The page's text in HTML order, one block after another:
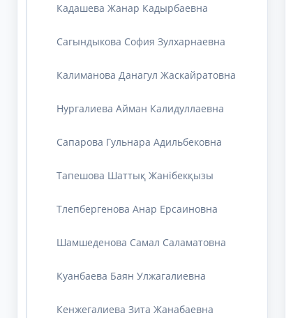
Кадашева Жанар Кадырбаевна
Сагындыкова София Зулхарнаевна
Калиманова Данагул Жаскайратовна
Нургалиева Айман Калидуллаевна
Сапарова Гульнара Адильбековна
Тапешова Шаттық Жанібекқызы
Тлепбергенова Анар Ерсаиновна
Шамшеденова Самал Саламатовна
Куанбаева Баян Улжагалиевна
Кенжегалиева Зита Жанабаевна